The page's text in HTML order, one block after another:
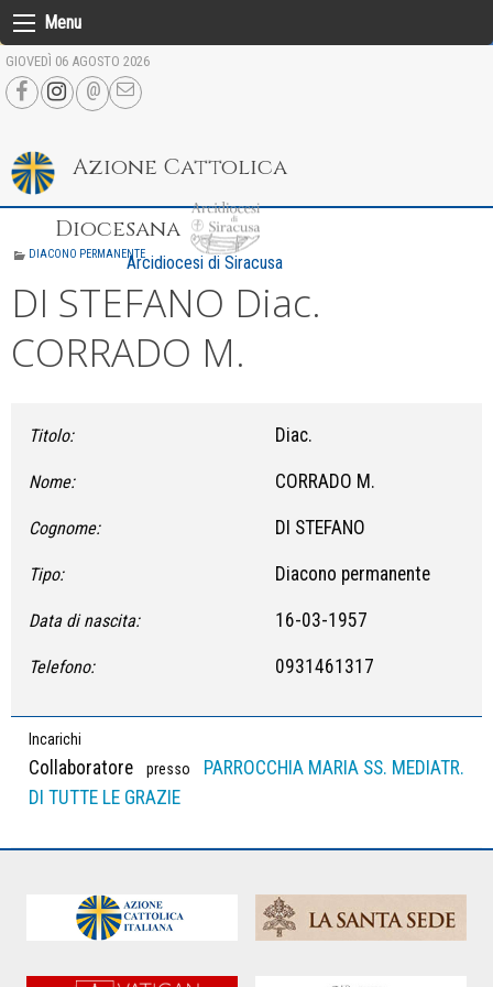
Skip
to
content
Menu
GIOVEDÌ 06 AGOSTO 2026
Azione Cattolica
Diocesana
Arcidiocesi di Siracusa
DIACONO PERMANENTE
DI STEFANO Diac.
CORRADO M.
Titolo: Diac.
Nome: CORRADO M.
Cognome: DI STEFANO
Tipo: Diacono permanente
Data di nascita: 16-03-1957
Telefono: 0931461317
Incarichi
Collaboratore presso
PARROCCHIA MARIA SS. MEDIATR.
DI TUTTE LE GRAZIE